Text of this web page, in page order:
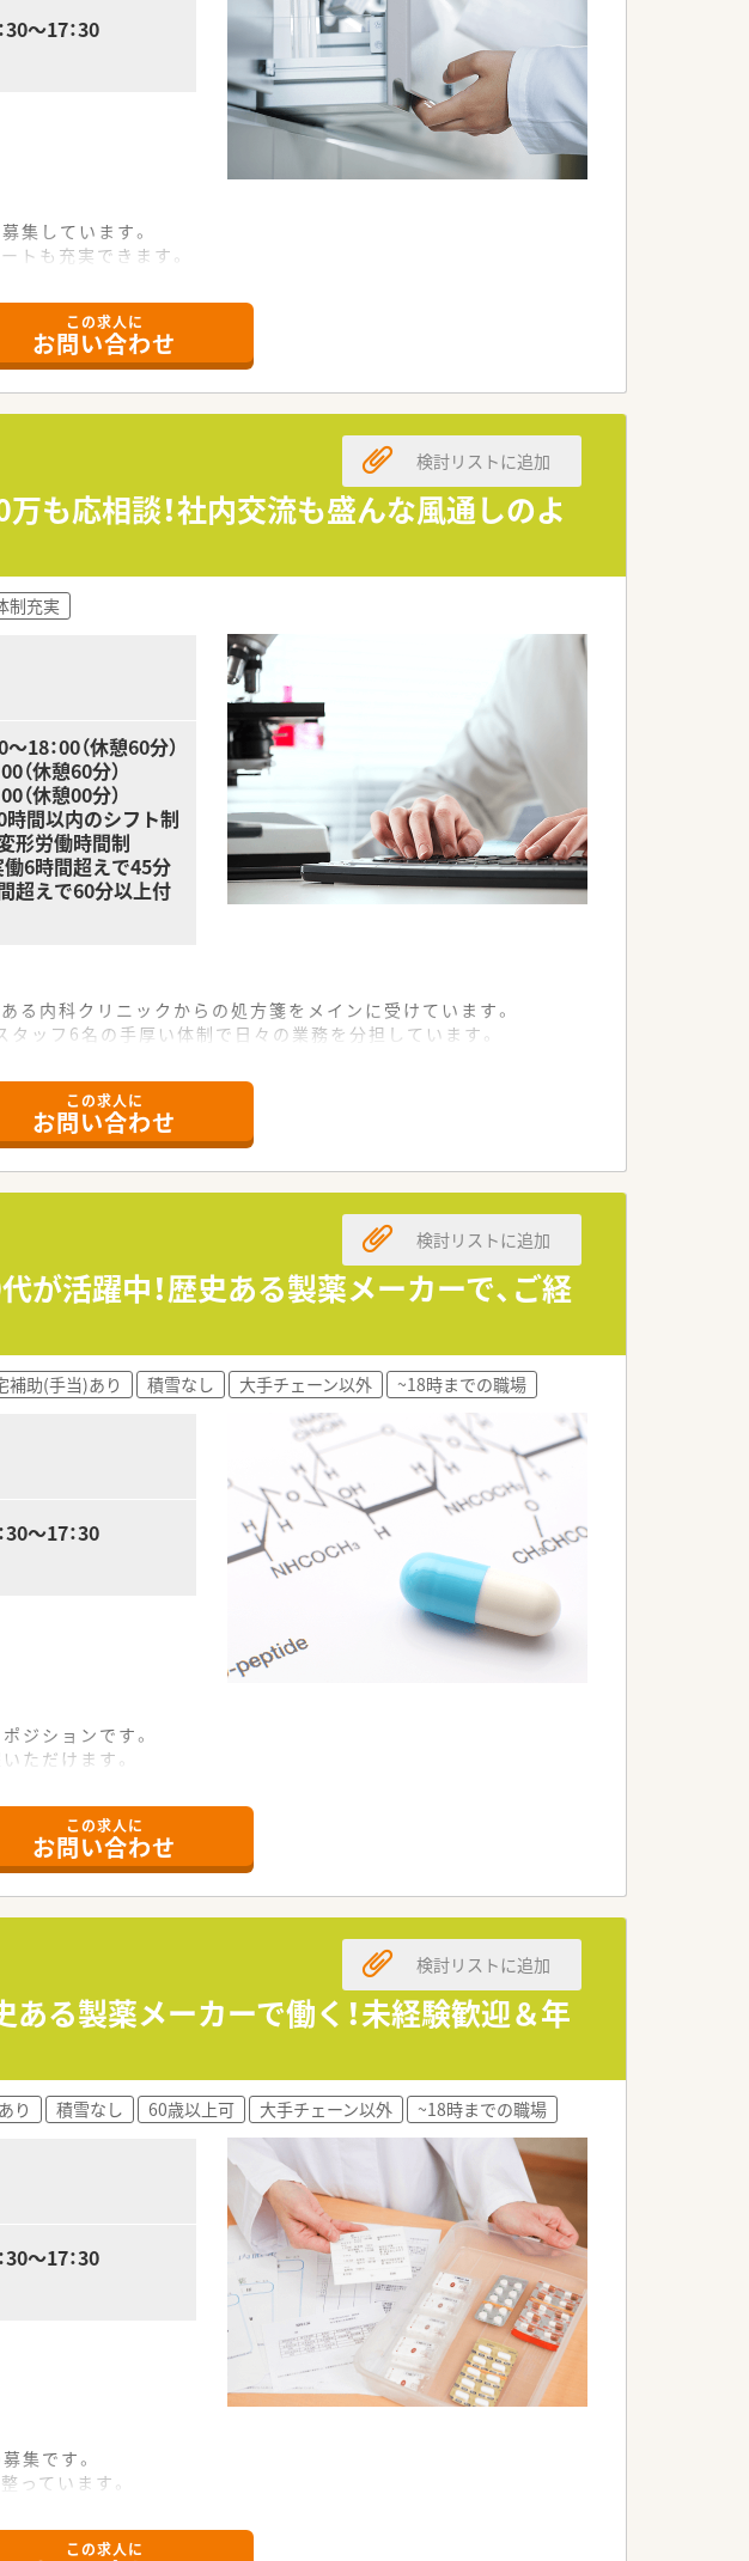
～17：30
集しています。
も充実できます。
ことになりました。
う意欲を歓迎します。
ョンが取れる方を求めます。
実感できる仕事です。
心して長く働けます。
せる環境があります。
して取り組みます。
立てて終業します。
この求人に
お問い合わせ
も応相談！社内交流も盛んな風通しのよ
検討リストに追加
制充実
18：00（休憩60分）
（休憩60分）
（休憩00分）
間以内のシフト制
形労働時間制
6時間超えで45分
超えで60分以上付
内科クリニックからの処方箋をメインに受けています。
ッフ6名の手厚い体制で日々の業務を分担しています。
を支えていただける実務経験のある方を幅広く募集します。
薬指導やコミュニケーションを大切にできる方を求めていま
キャリアを積みたい意欲的な薬剤師の方を歓迎しています。
なため経営基盤が非常に安定している優良法人です。
円を超える規模を持つ地域屈指のチェーン薬局です。
しの良い社風と働きやすい労働環境の整備に努めています。
のご経験やスキルを最大限に考慮して決定されます。
々の頑張りが給与に反映される納得感の高い環境です。
専門性を高めることが直接的な収入アップに繋がります。
この求人に
お問い合わせ
活躍中！歴史ある製薬メーカーで、ご経
検討リストに追加
補助(手当)あり 積雪なし 大手チェーン以外 ~18時までの職場
～17：30
ジションです。
ただけます。
ます。
めています。
。
定しています。
境です。
します。
す。
います。
この求人に
お問い合わせ
る製薬メーカーで働く！未経験歓迎＆年
検討リストに追加
り 積雪なし 60歳以上可 大手チェーン以外 ~18時までの職場
～17：30
集です。
ています。
この求人に